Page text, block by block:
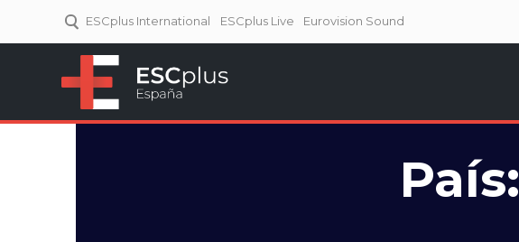
ESCplus International ESCplus Live Eurovision Sound
País: